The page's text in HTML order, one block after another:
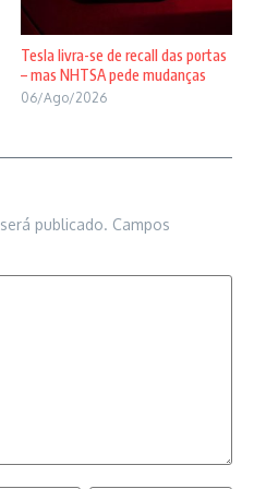
Tesla livra-se de recall das portas
– mas NHTSA pede mudanças
06/Ago/2026
publicado. Campos